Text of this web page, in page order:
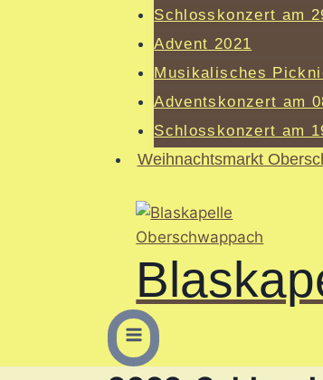
Schlosskonzert am
Advent 2021
Musikalisches
Adventskonzert am
Schlosskonzert am
Weihnachtsmarkt